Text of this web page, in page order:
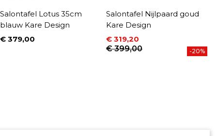
Salontafel Lotus 35cm
blauw Kare Design
Prijs
€ 379,00
Salontafel Nijlpaard goud
Kare Design
Prijs
€ 319,20
Normale prijs
€ 399,00 -20%